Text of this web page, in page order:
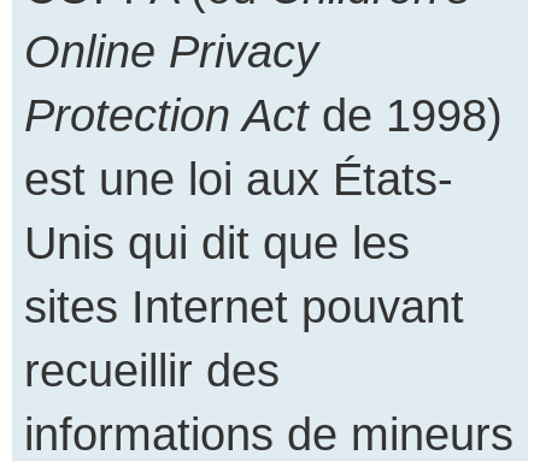
Online Privacy
Protection Actde 1998)
est une loi aux États-
Unis qui dit que les
sites Internet pouvant
recueillir des
informations de mineurs